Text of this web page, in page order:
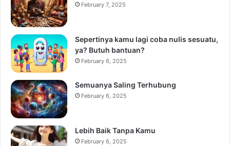
February 7, 2025
Sepertinya kamu lagi coba nulis sesuatu,
ya? Butuh bantuan?
February 6, 2025
Semuanya Saling Terhubung
February 6, 2025
Lebih Baik Tanpa Kamu
February 6, 2025